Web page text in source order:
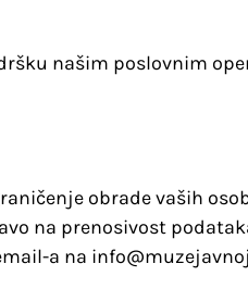
našim poslovnim
obrade vaših
na prenosivost
a na